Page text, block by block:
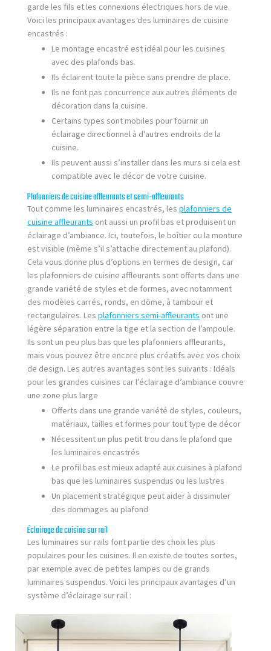
garde les fils et les connexions électriques hors de vue.
Voici les principaux avantages des luminaires de cuisine
encastrés :
Le montage encastré est idéal pour les cuisines
avec des plafonds bas.
Ils éclairent toute la pièce sans prendre de place.
Ils ne font pas concurrence aux autres éléments de
décoration dans la cuisine.
Certains types sont mobiles pour fournir un
éclairage directionnel à d’autres endroits de la
cuisine.
Ils peuvent aussi s’installer dans les murs si cela est
compatible avec le décor de votre cuisine.
Plafonniers de cuisine affleurants et semi-affleurants
Tout comme les luminaires encastrés, les plafonniers de
cuisine affleurants ont aussi un profil bas et produisent un
éclairage d’ambiance. Ici, toutefois, le boîtier ou la monture
est visible (même s’il s’attache directement au plafond).
Cela vous donne plus d’options en termes de design, car
les plafonniers de cuisine affleurants sont offerts dans une
grande variété de styles et de formes, avec notamment
des modèles carrés, ronds, en dôme, à tambour et
rectangulaires. Les plafonniers semi-affleurants ont une
légère séparation entre la tige et la section de l’ampoule.
Ils sont un peu plus bas que les plafonniers affleurants,
mais vous pouvez être encore plus créatifs avec vos choix
de design. Les autres avantages sont les suivants : Idéals
pour les grandes cuisines car l’éclairage d’ambiance couvre
une zone plus large
Offerts dans une grande variété de styles, couleurs,
matériaux, tailles et formes pour tout type de décor
Nécessitent un plus petit trou dans le plafond que
les luminaires encastrés
Le profil bas est mieux adapté aux cuisines à plafond
bas que les luminaires suspendus ou les lustres
Un placement stratégique peut aider à dissimuler
des dommages au plafond
Éclairage de cuisine sur rail
Les luminaires sur rails font partie des choix les plus
populaires pour les cuisines. Il en existe de toutes sortes,
par exemple avec de petites lampes ou de grands
luminaires suspendus. Voici les principaux avantages d’un
système d’éclairage sur rail :